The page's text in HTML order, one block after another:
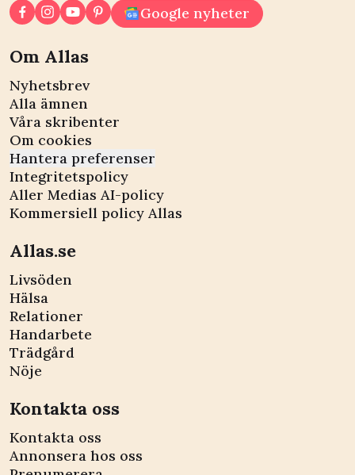
Google nyheter
Om Allas
Nyhetsbrev
Alla ämnen
Våra skribenter
Om cookies
Hantera preferenser
Integritetspolicy
Aller Medias AI-policy
Kommersiell policy Allas
Allas.se
Livsöden
Hälsa
Relationer
Handarbete
Trädgård
Nöje
Kontakta oss
Kontakta oss
Annonsera hos oss